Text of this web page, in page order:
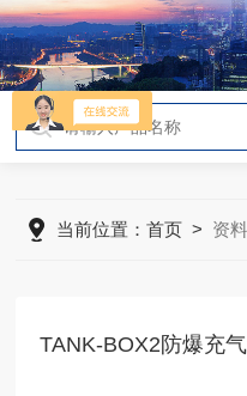
当前位置：首页 > 资
TANK-BOX2防爆充